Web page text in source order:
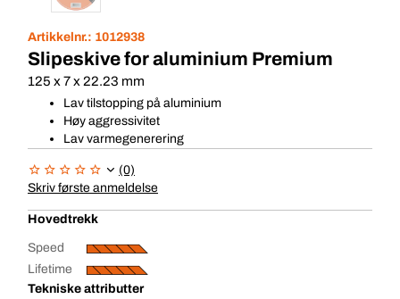
Artikkelnr.: 1012938
Slipeskive for aluminium Premium
125 x 7 x 22.23 mm
Lav tilstopping på aluminium
Høy aggressivitet
Lav varmegenerering
(0)
Skriv første anmeldelse
Hovedtrekk
Speed
Lifetime
Tekniske attributter